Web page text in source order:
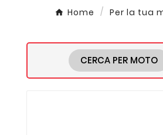
Home Per la tua
CERCA PER MOTO